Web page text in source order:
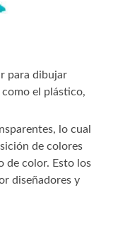
para dibujar
el plástico,
lo cual
de colores
de color. Esto los
diseñadores y